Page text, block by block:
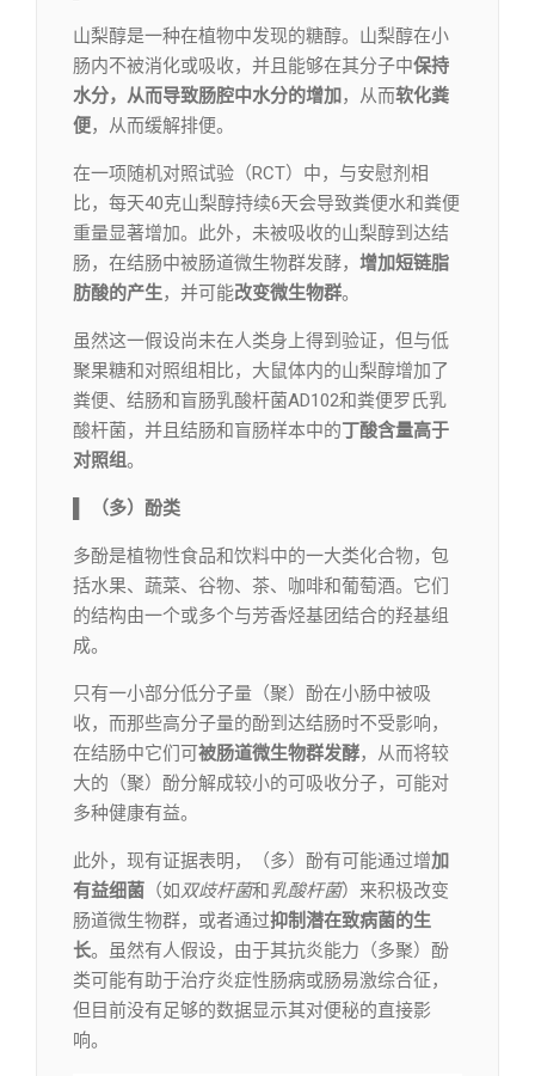
山梨醇是一种在植物中发现的糖醇。山梨醇在小
肠内不被消化或吸收，并且能够在其分子中保持
水分，从而导致肠腔中水分的增加，从而软化粪
便，从而缓解排便。
在一项随机对照试验（RCT）中，与安慰剂相
比，每天40克山梨醇持续6天会导致粪便水和粪便
重量显著增加。此外，未被吸收的山梨醇到达结
肠，在结肠中被肠道微生物群发酵， 增加短链脂
肪酸的产生，并可能改变微生物群。
虽然这一假设尚未在人类身上得到验证，但与低
聚果糖和对照组相比，大鼠体内的山梨醇增加了
粪便、结肠和盲肠乳酸杆菌AD102和粪便罗氏乳
酸杆菌，并且结肠和盲肠样本中的丁酸含量高于
对照组。
（多）酚类
多酚是植物性食品和饮料中的一大类化合物，包
括水果、蔬菜、谷物、茶、咖啡和葡萄酒。它们
的结构由一个或多个与芳香烃基团结合的羟基组
成。
只有一小部分低分子量（聚）酚在小肠中被吸
收，而那些高分子量的酚到达结肠时不受影响，
在结肠中它们可被肠道微生物群发酵，从而将较
大的（聚）酚分解成较小的可吸收分子，可能对
多种健康有益。
此外，现有证据表明，（多）酚有可能通过增加
有益细菌 （如双歧杆菌和乳酸杆菌）来积极改变
肠道微生物群，或者通过抑制潜在致病菌的生
长。虽然有人假设，由于其抗炎能力（多聚）酚
类可能有助于治疗炎症性肠病或肠易激综合征，
但目前没有足够的数据显示其对便秘的直接影
响。